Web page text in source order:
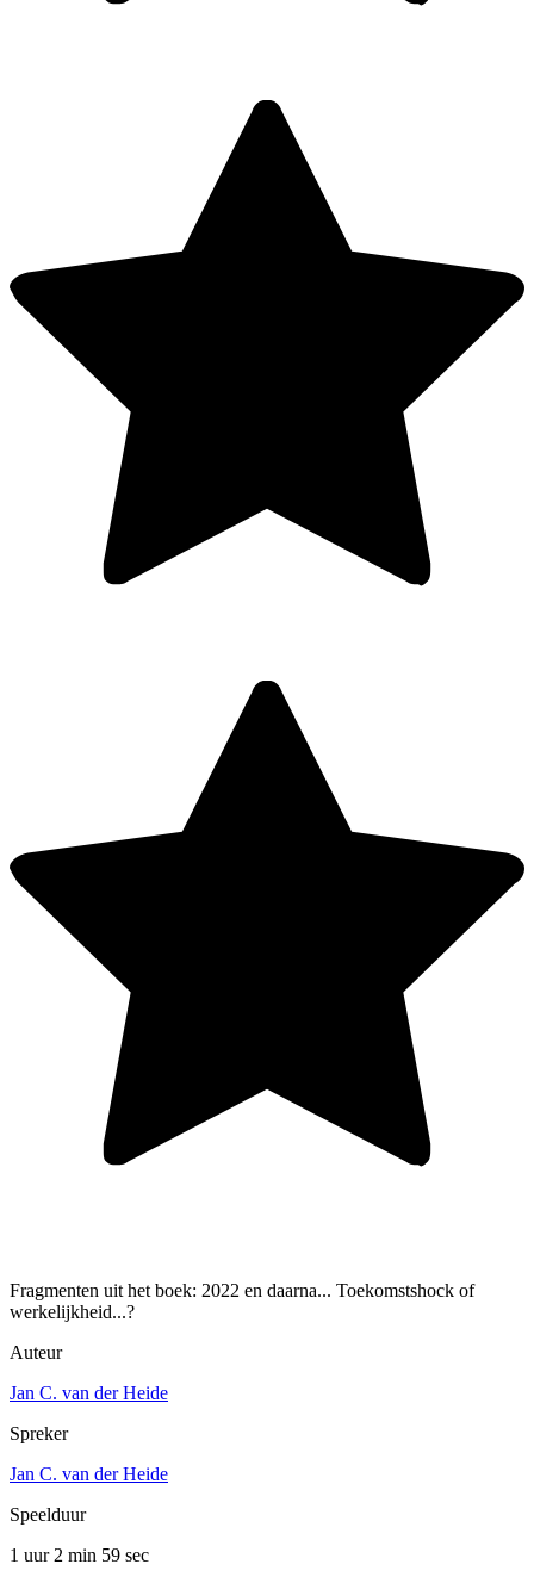
Fragmenten uit het boek: 2022 en daarna... Toekomstshock of
werkelijkheid...?
Auteur
Jan C. van der Heide
Spreker
Jan C. van der Heide
Speelduur
1 uur 2 min 59 sec